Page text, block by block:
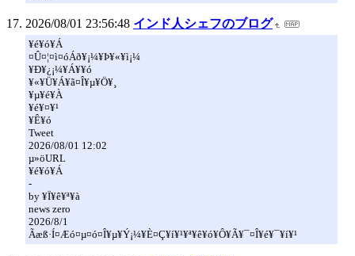
2026/08/01 23:56:48 インド人シェフのブログ
¥é¥ó¥Á
¤Û¤¦¤ì¤óÁð¥­¡¼¥Þ¥«¥ì¡¼
¥Ð¥¿¡¼¥Á¥­¥ó
¥«¥Ü¥Á¥ã¤Î¥µ¥Ö¥¸
¥µ¥é¥À
¥é¥¤¥¹
¥Ê¥ó
Tweet
2026/08/01 12:02
µ­»öURL
¥é¥ó¥Á
-
by ¥Ï¥ê¥ª¥à
news zero
2026/8/1
Ãæß·Í¤Æó¤µ¤ó¤Î¥µ¥Ý¡¼¥È¤Ç¥í¥¹¥ª¥ê¥ó¥Ô¥Ã¥¯¤Î¥é¥¯¥í¥¹